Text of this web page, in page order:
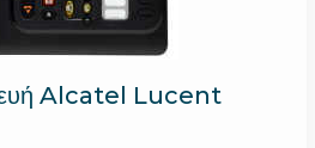
Alcatel Lucent